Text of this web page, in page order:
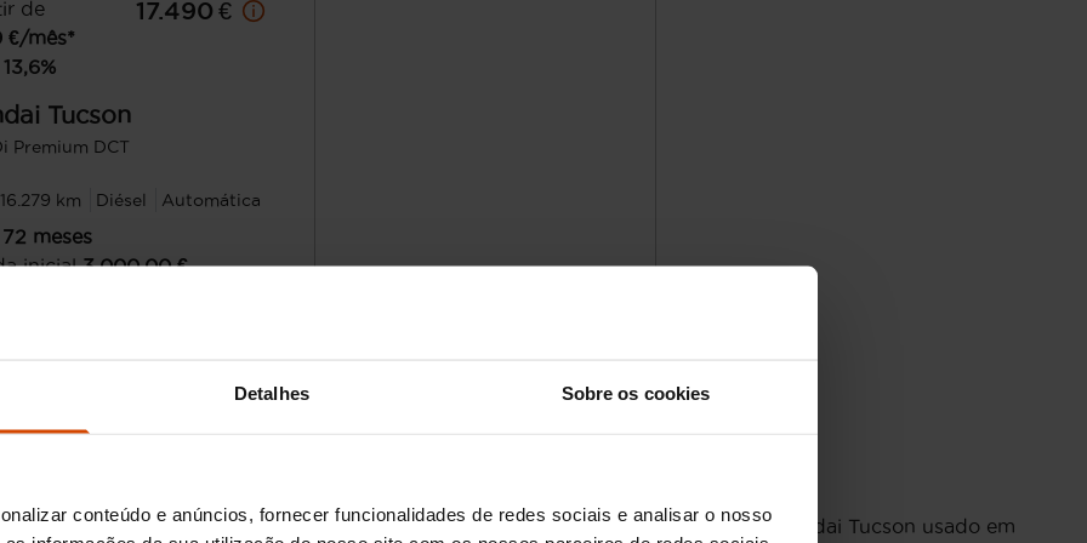
Detalhes Sobre os cookies
conteúdo e anúncios, fornecer funcionalidades de redes sociais e analisar o nosso
de
€/mês*
13,6%
17.490 €
Tucson
Premium DCT
km Diésel Automática
72 meses
inicial 3.000,00 €
usado em Lisboa
e desempenho, o Hyundai Tucson é uma excelente opção. Comprar um Hyundai Tucson usado em